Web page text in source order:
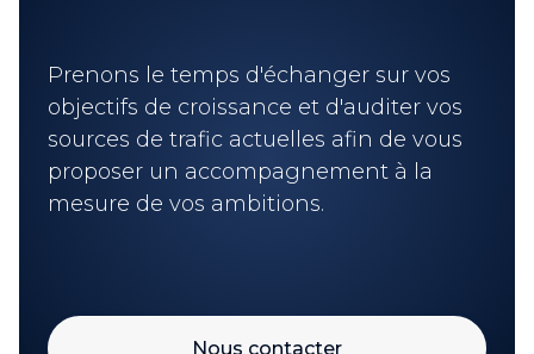
Prenons le temps d'échanger sur vos
objectifs de croissance et d'auditer vos
sources de trafic actuelles afin de vous
proposer un accompagnement à la
mesure de vos ambitions.
Nous contacter